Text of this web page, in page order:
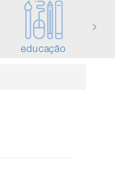
educação
›